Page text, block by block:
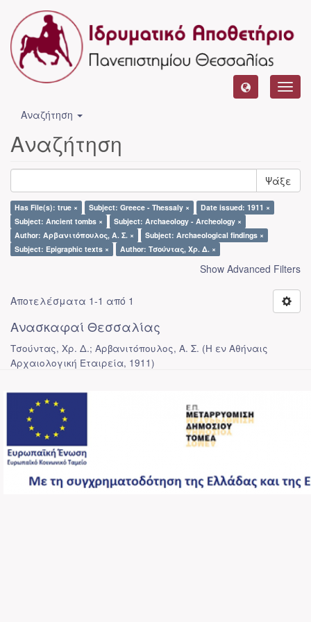
Αναζήτηση
Αναζήτηση
Ψάξε
Has File(s): true × Subject: Greece - Thessaly ×
Date issued: 1911 ×
Subject: Ancient tombs ×
Subject: Archaeology - Archeology ×
Author: Αρβανιτόπουλος, Α. Σ. ×
Subject: Archaeological findings ×
Subject: Epigraphic texts ×
Author: Τσούντας, Χρ. Δ. ×
Show Advanced Filters
Αποτελέσματα 1-1 από 1
Ανασκαφαί Θεσσαλίας
Τσούντας, Χρ. Δ.; Αρβανιτόπουλος, Α. Σ. (Η εν Αθήναις
Αρχαιολογική Εταιρεία, 1911)